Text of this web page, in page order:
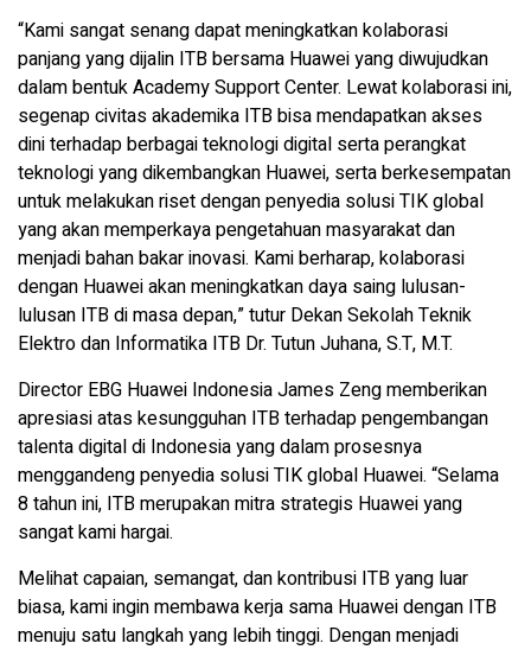
“Kami sangat senang dapat meningkatkan kolaborasi
panjang yang dijalin ITB bersama Huawei yang diwujudkan
dalam bentuk Academy Support Center. Lewat kolaborasi ini,
segenap civitas akademika ITB bisa mendapatkan akses
dini terhadap berbagai teknologi digital serta perangkat
teknologi yang dikembangkan Huawei, serta berkesempatan
untuk melakukan riset dengan penyedia solusi TIK global
yang akan memperkaya pengetahuan masyarakat dan
menjadi bahan bakar inovasi. Kami berharap, kolaborasi
dengan Huawei akan meningkatkan daya saing lulusan-
lulusan ITB di masa depan,” tutur Dekan Sekolah Teknik
Elektro dan Informatika ITB Dr. Tutun Juhana, S.T, M.T.
Director EBG Huawei Indonesia James Zeng memberikan
apresiasi atas kesungguhan ITB terhadap pengembangan
talenta digital di Indonesia yang dalam prosesnya
menggandeng penyedia solusi TIK global Huawei. “Selama
8 tahun ini, ITB merupakan mitra strategis Huawei yang
sangat kami hargai.
Melihat capaian, semangat, dan kontribusi ITB yang luar
biasa, kami ingin membawa kerja sama Huawei dengan ITB
menuju satu langkah yang lebih tinggi. Dengan menjadi